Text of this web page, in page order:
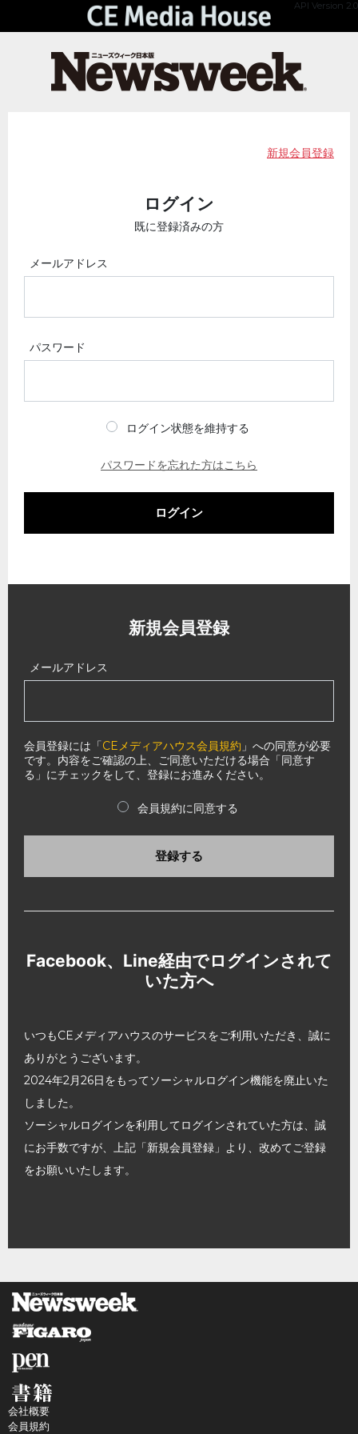
API Version 2.0
新規会員登録
ログイン
既に登録済みの方
メールアドレス
パスワード
ログイン状態を維持する
パスワードを忘れた方はこちら
ログイン
新規会員登録
メールアドレス
会員登録には「CEメディアハウス会員規約 」への同意が必要
です。内容をご確認の上、ご同意いただける場合「同意す
る」にチェックをして、登録にお進みください。
会員規約に同意する
登録する
Facebook、Line経由でログインされて
いた方へ
いつもCEメディアハウスのサービスをご利用いただき、誠に
ありがとうございます。
2024年2月26日をもってソーシャルログイン機能を廃止いた
しました。
ソーシャルログインを利用してログインされていた方は、誠
にお手数ですが、上記「新規会員登録」より、改めてご登録
をお願いいたします。
会社概要
会員規約